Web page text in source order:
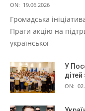
ON: 19.06.2026
Громадська
Праги акцію на
української
У
ON: